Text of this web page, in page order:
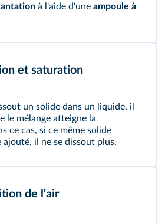
à l'aide d'une ampoule à
et saturation
un solide dans un liquide, il
le mélange atteigne la
ce cas, si ce même solide
il ne se dissout plus.
de l'air